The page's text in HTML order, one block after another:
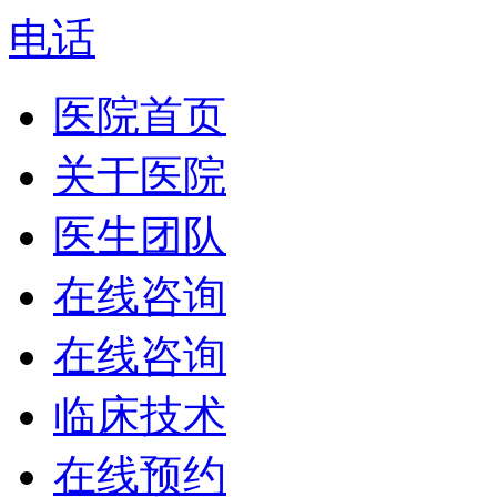
电话
医院首页
关于医院
医生团队
在线咨询
在线咨询
临床技术
在线预约